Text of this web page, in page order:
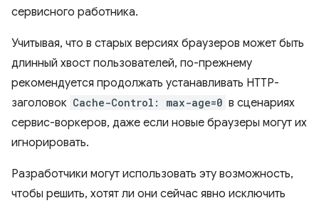
сервисного работника.
Учитывая, что в старых версиях браузеров может быть
длинный хвост пользователей, по-прежнему
рекомендуется продолжать устанавливать HTTP-
заголовок Cache-Control: max-age=0 в сценариях
сервис-воркеров, даже если новые браузеры могут их
игнорировать.
Разработчики могут использовать эту возможность,
чтобы решить, хотят ли они сейчас явно исключить